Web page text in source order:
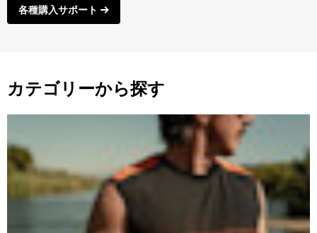
各種購入サポート
カテゴリーから探す